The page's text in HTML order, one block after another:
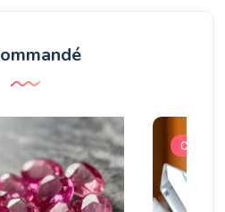
Cristal